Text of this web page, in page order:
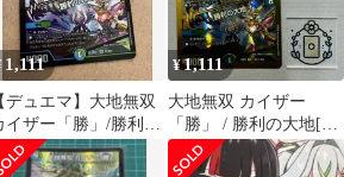
1,111
デュエマ】大地無双
イザー「勝」/勝利の
地 SR
¥1,111
大地無双 カイザー
「勝」 / 勝利の大地[シ
ークレット]【SR】
(DM26EX1 ㊙N3/㊙